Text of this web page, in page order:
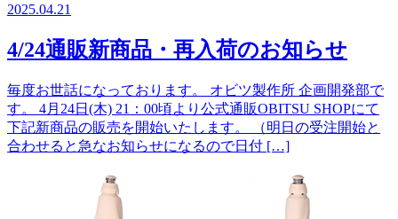
2025.04.21
4/24通販新商品・再入荷のお知らせ
毎度お世話になっております。 オビツ製作所 企画開発部で
す。 4月24日(木) 21：00頃より公式通販OBITSU SHOPにて
下記新商品の販売を開始いたします。 （明日の受注開始と
合わせると急なお知らせになるので日付 […]